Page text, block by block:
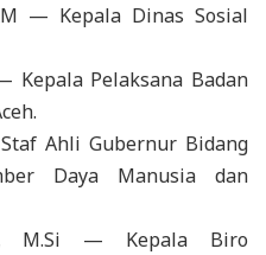
— Kepala Dinas Sosial
Kepala Pelaksana Badan
Ahli Gubernur Bidang
Daya Manusia dan
M.Si — Kepala Biro